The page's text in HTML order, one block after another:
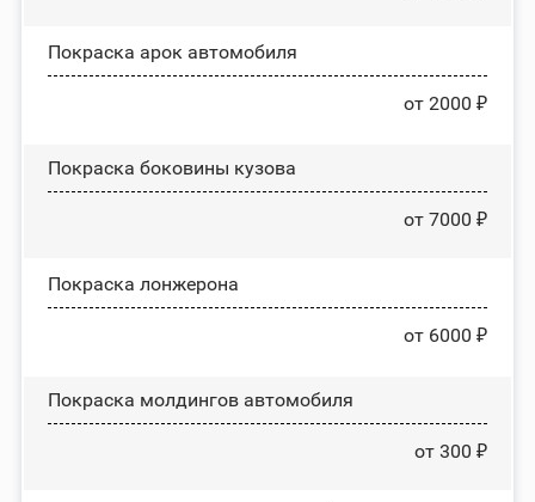
Покраска арок автомобиля
от 2000 ₽
Покраска боковины кузова
от 7000 ₽
Покраска лонжерона
от 6000 ₽
Покраска молдингов автомобиля
от 300 ₽